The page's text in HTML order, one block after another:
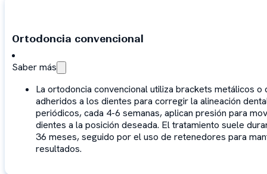
Ortodoncia convencional
Saber más
La ortodoncia convencional utiliza brackets metálicos o
adheridos a los dientes para corregir la alineación
periódicos, cada 4-6 semanas, aplican presión para
dientes a la posición deseada. El tratamiento suele
36 meses, seguido por el uso de retenedores para
resultados.